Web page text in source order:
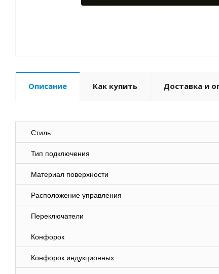
Описание Как купить Доставка и
Стиль
Тип подключения
Материал поверхности
Расположение управления
Переключатели
Конфорок
Конфорок индукционных